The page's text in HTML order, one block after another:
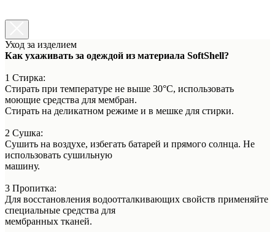
Уход за изделием
Как ухаживать за одеждой из материала SoftShell?
1 Стирка:
Стирать при температуре не выше 30°C, использовать
моющие средства для мембран.
Стирать на деликатном режиме и в мешке для стирки.
2 Сушка:
Сушить на воздухе, избегать батарей и прямого солнца. Не
использовать сушильную
машину.
3 Пропитка:
Для восстановления водоотталкивающих свойств применяйте
специальные средства для
мембранных тканей.